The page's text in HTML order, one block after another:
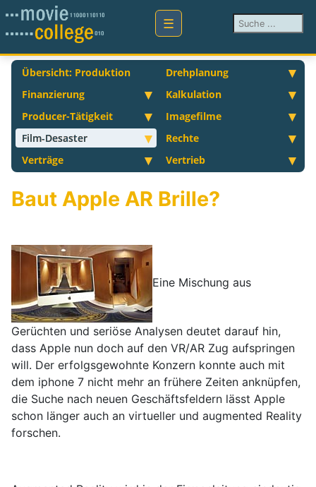
Suchen ...
Übersicht: Produktion
Drehplanung
Finanzierung
Kalkulation
Producer-Tätigkeit
Imagefilme
Film-Desaster
Rechte
Verträge
Vertrieb
Baut Apple AR Brille?
Eine Mischung aus
Gerüchten und seriöse Analysen deutet darauf hin,
dass Apple nun doch auf den VR/AR Zug aufspringen
will. Der erfolgsgewohnte Konzern konnte auch mit
dem iphone 7 nicht mehr an frühere Zeiten anknüpfen,
die Suche nach neuen Geschäftsfeldern lässt Apple
schon länger auch an virtueller und augmented Reality
forschen.